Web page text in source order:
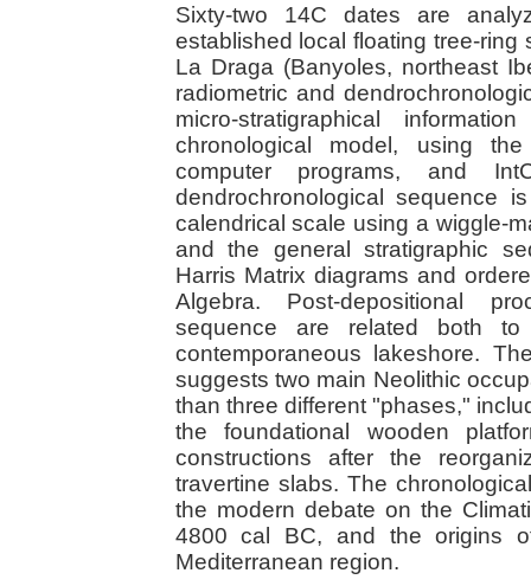
Sixty-two 14C dates are
established local floating tree-
La Draga (Banyoles, northeast
radiometric and
micro-stratigraphical
chronological model, using
computer programs, and
dendrochronological sequence
calendrical scale using a wiggle-
and the general stratigraphic
Harris Matrix diagrams and
Algebra. Post-depositional
sequence are related both
contemporaneous lakeshore.
suggests two main Neolithic
than three different "phases,"
the foundational wooden
constructions after the
travertine slabs. The
the modern debate on the
4800 cal BC, and the origins
Mediterranean region.